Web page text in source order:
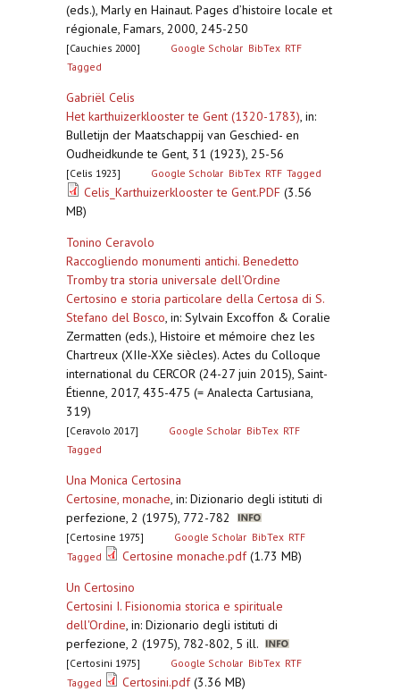
(eds.), Marly en Hainaut. Pages d’histoire locale et
régionale, Famars, 2000, 245-250
[Cauchies 2000] Google Scholar BibTex RTF
Tagged
Gabriël Celis
Het karthuizerklooster te Gent (1320-1783), in:
Bulletijn der Maatschappij van Geschied- en
Oudheidkunde te Gent, 31 (1923), 25-56
[Celis 1923] Google Scholar BibTex RTF Tagged
Celis_Karthuizerklooster te Gent.PDF (3.56
MB)
Tonino Ceravolo
Raccogliendo monumenti antichi. Benedetto
Tromby tra storia universale dell’Ordine
Certosino e storia particolare della Certosa di S.
Stefano del Bosco, in: Sylvain Excoffon & Coralie
Zermatten (eds.), Histoire et mémoire chez les
Chartreux (XIIe-XXe siècles). Actes du Colloque
international du CERCOR (24-27 juin 2015), Saint-
Étienne, 2017, 435-475 (= Analecta Cartusiana,
319)
[Ceravolo 2017] Google Scholar BibTex RTF
Tagged
Una Monica Certosina
Certosine, monache, in: Dizionario degli istituti di
perfezione, 2 (1975), 772-782
[Certosine 1975] Google Scholar BibTex RTF
Tagged
Certosine monache.pdf(1.73 MB)
Un Certosino
Certosini I. Fisionomia storica e spirituale
dell'Ordine, in: Dizionario degli istituti di
perfezione, 2 (1975), 782-802, 5 ill.
[Certosini 1975] Google Scholar BibTex RTF
Tagged
Certosini.pdf(3.36 MB)